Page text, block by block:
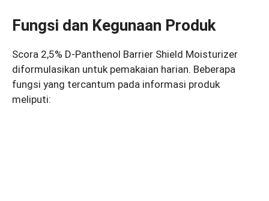
Fungsi dan Kegunaan Produk
Scora 2,5% D-Panthenol Barrier Shield Moisturizer
diformulasikan untuk pemakaian harian. Beberapa
fungsi yang tercantum pada informasi produk
meliputi: